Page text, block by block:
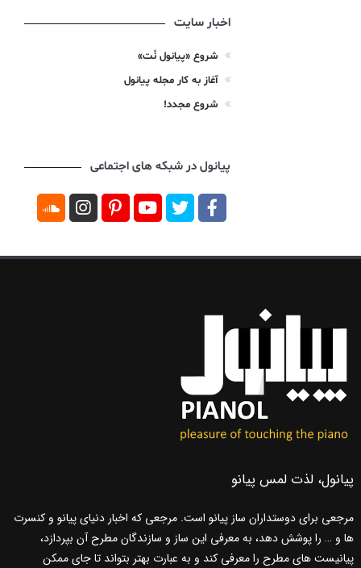
اخبار سایت
شروع «پیانول نُت»
آغاز به کار مجله پیانول
شروع مجدد!
پیانول در شبکه های اجتماعی
پیانول، لذت لمس پیانو
مرجعی برای دوستداران ساز پیانو است. مرجعی که اخبار دنیای پیانو و کنسرت
ها و … را پوشش دهد، به معرفی این ساز و سازندگان مطرح آن بپردازد،
پیانیست های مطرح را معرفی کند و به عبارت بهتر بتواند تا جای ممکن